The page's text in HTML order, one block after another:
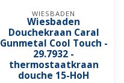
WIESBADEN
Wiesbaden
Douchekraan Caral
Gunmetal Cool Touch -
29.7932 -
thermostaatkraan
douche 15-HoH